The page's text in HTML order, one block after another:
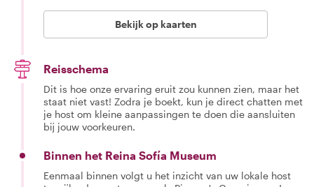
Bekijk op kaarten
Reisschema
Dit is hoe onze ervaring eruit zou kunnen zien, maar het
staat niet vast! Zodra je boekt, kun je direct chatten met
je host om kleine aanpassingen te doen die aansluiten
bij jouw voorkeuren.
Binnen het Reina Sofía Museum
Eenmaal binnen volgt u het inzicht van uw lokale host